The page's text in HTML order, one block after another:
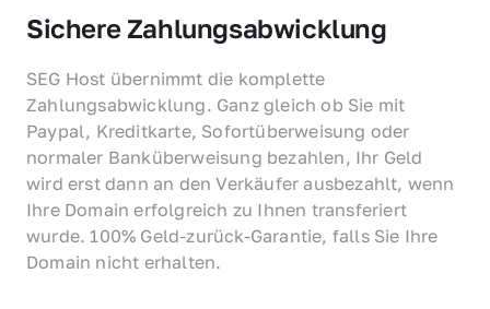
Sichere Zahlungsabwicklung
SEG Host übernimmt die komplette
Zahlungsabwicklung. Ganz gleich ob Sie mit
Paypal, Kreditkarte, Sofortüberweisung oder
normaler Banküberweisung bezahlen, Ihr Geld
wird erst dann an den Verkäufer ausbezahlt, wenn
Ihre Domain erfolgreich zu Ihnen transferiert
wurde. 100% Geld-zurück-Garantie, falls Sie Ihre
Domain nicht erhalten.